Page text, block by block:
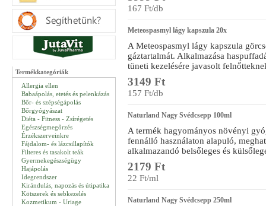
Termékkategóriák
Allergia ellen
Babaápolás, etetés és pelenkázás
Bőr- és szépségápolás
Bőrgyógyászat
Diéta - Fitness - Zsírégetés
Egészségmegőrzés
Érzékszerveinkre
Fájdalom- és lázcsillapítók
Filteres és tasakolt teák
Gyermekegészségügy
Hajápolás
Idegrendszer
Kirándulás, napozás és útipatika
Kötszerek és sebkezelés
Kozmetikum - Uriage
167 Ft/db
Meteospasmyl lágy kapszula 20x
A Meteospasmyl lágy kapszula
gáztartalmát. Alkalmazása
tüneti kezelésére javasolt
3149 Ft
157 Ft/db
Naturland Nagy Svédcsepp 100ml
A termék hagyományos növényi
fennálló használaton alapuló,
alkalmazandó belsőleges és
2179 Ft
22 Ft/ml
Naturland Nagy Svédcsepp 250ml